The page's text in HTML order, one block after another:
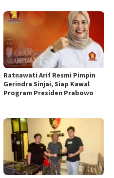
Ratnawati Arif Resmi Pimpin
Gerindra Sinjai, Siap Kawal
Program Presiden Prabowo